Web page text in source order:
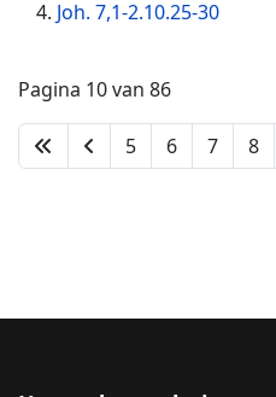
Joh. 7,1-2.10.25-30
Pagina 10 van 86
5 6 7 8